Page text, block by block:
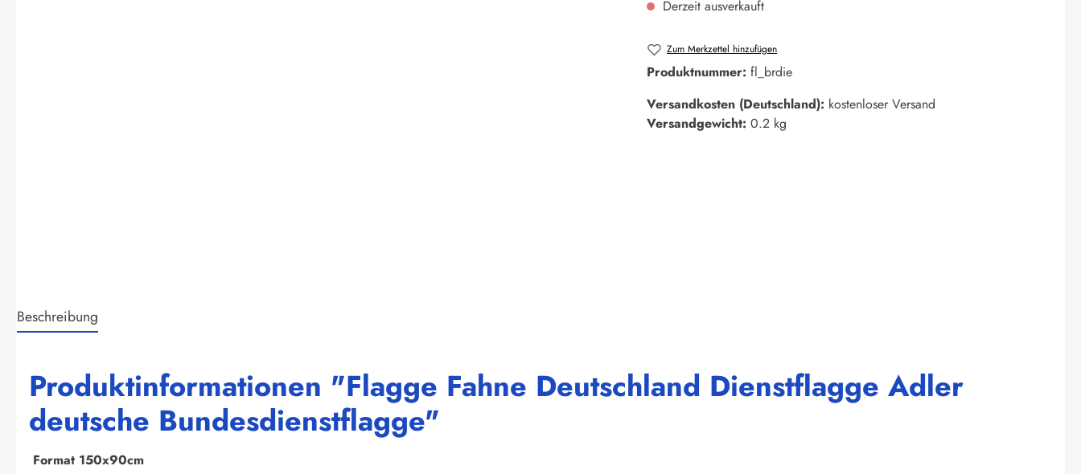
Derzeit ausverkauft
Zum Merkzettel hinzufügen
Produktnummer: fl_brdie
Versandkosten (Deutschland): kostenloser Versand
Versandgewicht: 0.2 kg
Beschreibung
Produktinformationen "Flagge Fahne Deutschland Dienstflagge Adler
deutsche Bundesdienstflagge"
Format 150x90cm